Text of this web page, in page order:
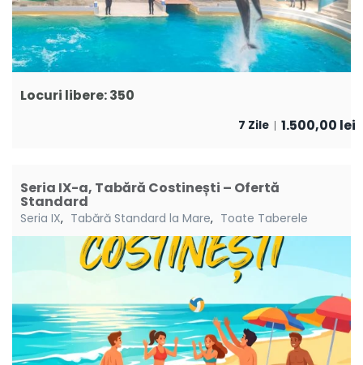
Locuri libere: 350
7 Zile 1.500,00 lei
Seria IX-a, Tabără Costinești – Ofertă
Standard
Seria IX, Tabără Standard la Mare, Toate Taberele